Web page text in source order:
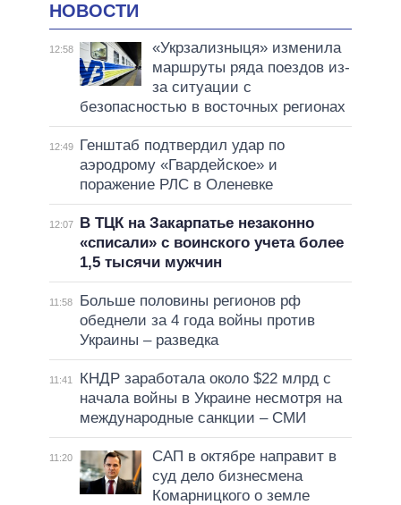
НОВОСТИ
12:58
«Укрзализныця» изменила
маршруты ряда поездов из-
за ситуации с
безопасностью в восточных регионах
12:49
Генштаб подтвердил удар по
аэродрому «Гвардейское» и
поражение РЛС в Оленевке
12:07
В ТЦК на Закарпатье незаконно
«списали» с воинского учета более
1,5 тысячи мужчин
11:58
Больше половины регионов рф
обеднели за 4 года войны против
Украины – разведка
11:41
КНДР заработала около $22 млрд с
начала войны в Украине несмотря на
международные санкции – СМИ
11:20
САП в октябре направит в
суд дело бизнесмена
Комарницкого о земле